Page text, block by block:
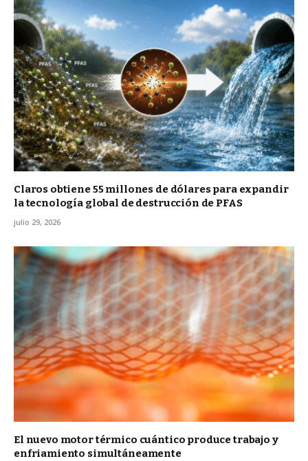
Claros obtiene 55 millones de dólares para expandir
la tecnología global de destrucción de PFAS
julio 29, 2026
El nuevo motor térmico cuántico produce trabajo y
enfriamiento simultáneamente